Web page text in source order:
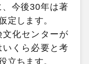
今後30年は著
定します。
化センターが
くら必要と考
立ちます。